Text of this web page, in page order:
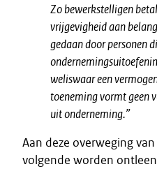
Zo bewerkstelligen
vrijgevigheid aan
gedaan door personen
weliswaar een
toeneming vormt geen
uit onderneming.”
Aan deze overweging
volgende worden